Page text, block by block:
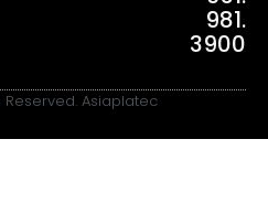
981.
3900
Asiaplatec